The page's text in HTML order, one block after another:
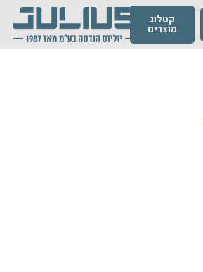
קטלוג
מוצרים